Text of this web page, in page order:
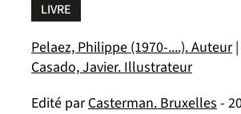
LIVRE
Pelaez, Philippe (1970-....). Auteur|
Casado, Javier. Illustrateur
Edité parCasterman. Bruxelles-